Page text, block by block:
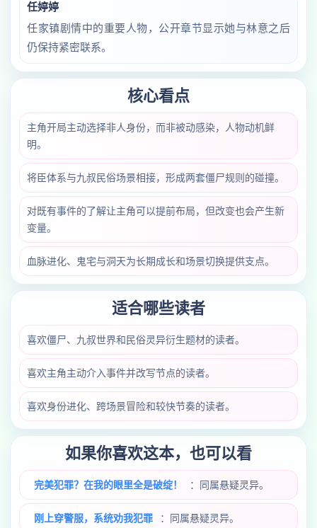
任婷婷
任家镇剧情中的重要人物，公开章节显示她与林意之后
仍保持紧密联系。
核心看点
主角开局主动选择非人身份，而非被动感染，人物动机鲜
明。
将臣体系与九叔民俗场景相接，形成两套僵尸规则的碰撞。
对既有事件的了解让主角可以提前布局，但改变也会产生新
变量。
血脉进化、鬼宅与洞天为长期成长和场景切换提供支点。
适合哪些读者
喜欢僵尸、九叔世界和民俗灵异衍生题材的读者。
喜欢主角主动介入事件并改写节点的读者。
喜欢身份进化、跨场景冒险和较快节奏的读者。
如果你喜欢这本，也可以看
完美犯罪？在我的眼里全是破绽！ ：同属悬疑灵异。
刚上穿警服，系统劝我犯罪 ：同属悬疑灵异。